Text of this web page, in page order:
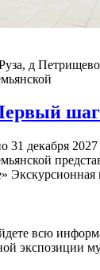
д
шаг
31 декабря
всю
экспозиции